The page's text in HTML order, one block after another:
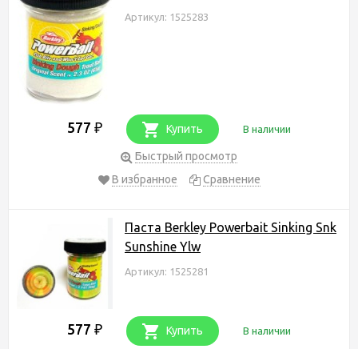
Артикул: 1525283
577 ₽ Купить В наличии
Быстрый просмотр
В избранное
Сравнение
Паста Berkley Powerbait Sinking Snk
Sunshine Ylw
Артикул: 1525281
577 ₽ Купить В наличии